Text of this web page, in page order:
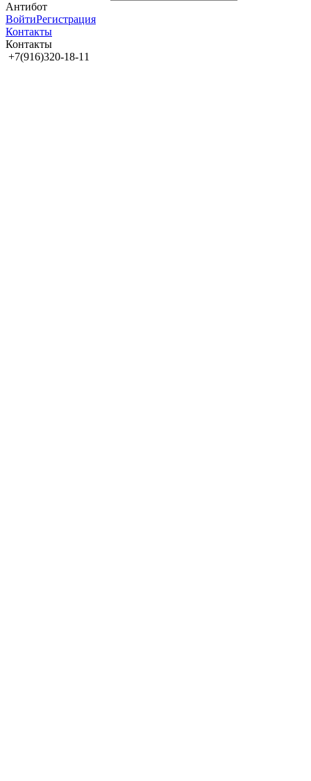
Антибот
ВойтиРегистрация
Контакты
Контакты
+7(916)320-18-11